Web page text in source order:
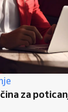
za